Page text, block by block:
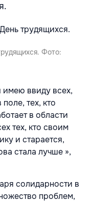
Фото:
имею ввиду всех,
тех, кто
в области
тех, кто своим
и старается,
стала лучше »,
солидарности в
проблем,